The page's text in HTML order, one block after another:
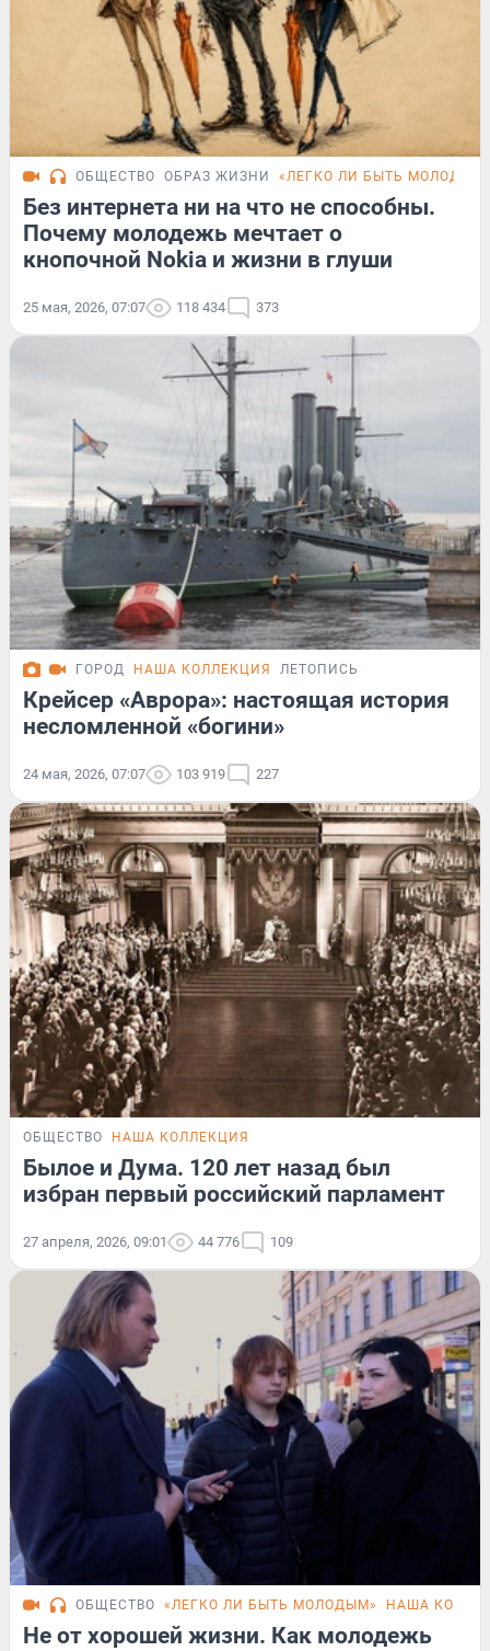
ОБЩЕСТВО ОБРАЗ ЖИЗНИ «ЛЕГКО ЛИ БЫТЬ
Без интернета ни на что не способны.
Почему молодежь мечтает о
кнопочной Nokia и жизни в глуши
25 мая, 2026, 07:07 118 434 373
ГОРОД НАША КОЛЛЕКЦИЯ ЛЕТОПИСЬ
Крейсер «Аврора»: настоящая история
несломленной «богини»
24 мая, 2026, 07:07 103 919 227
ОБЩЕСТВО НАША КОЛЛЕКЦИЯ
Былое и Дума. 120 лет назад был
избран первый российский парламент
27 апреля, 2026, 09:01 44 776 109
ОБЩЕСТВО «ЛЕГКО ЛИ БЫТЬ МОЛОДЫМ» НАША
Не от хорошей жизни. Как молодежь